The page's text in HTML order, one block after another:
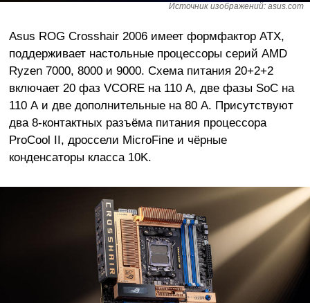
Источник изображений: asus.com
Asus ROG Crosshair 2006 имеет формфактор ATX,
поддерживает настольные процессоры серий AMD
Ryzen 7000, 8000 и 9000. Схема питания 20+2+2
включает 20 фаз VCORE на 110 А, две фазы SoC на
110 А и две дополнительные на 80 А. Присутствуют
два 8-контактных разъёма питания процессора
ProCool II, дроссели MicroFine и чёрные
конденсаторы класса 10K.